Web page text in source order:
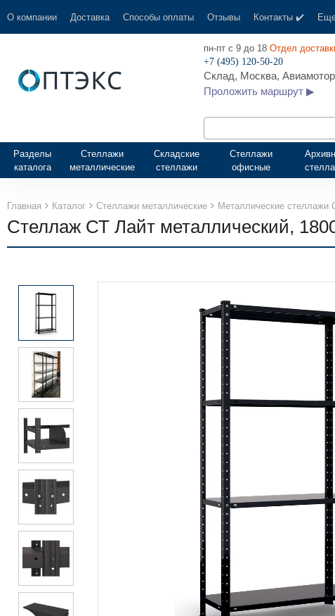
О компании Доставка Способы оплаты Отзывы Контакты ✔️
пн-пт с 9 до 18 Отдел
+7 (495) 120-50-20
Склад, Москва,
Проложить маршрут ▶
Разделы
каталога
Стеллажи
металлические
Складские
стеллажи
Стеллажи
офисные
Главная Каталог Стеллажи металлические Металлические стеллажи
Стеллаж СТ Лайт металлический,